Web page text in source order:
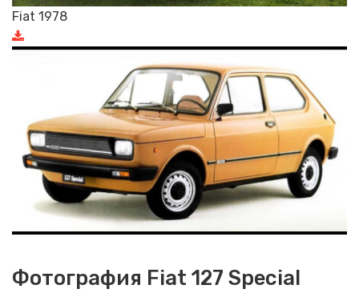
Fiat 1978
Фотография Fiat 127 Special